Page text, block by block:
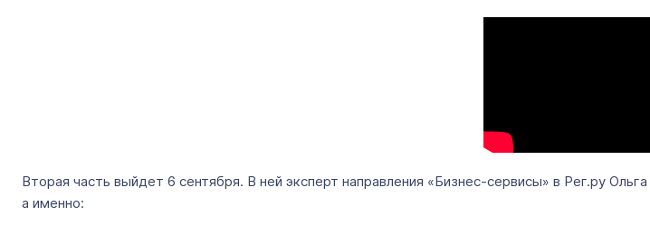
Вторая часть выйдет 6 сентября. В ней эксперт направления «Бизнес-сервисы» в Рег.ру
а именно: